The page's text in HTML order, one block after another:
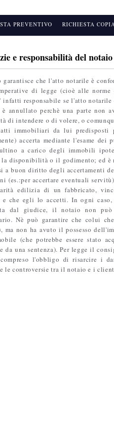
PREVENTIVO RICHIESTA
e responsabilità del notaio
che l'atto notarile è
di legge (cioè alle
infatti responsabile se l'atto
annullato perchè una parte non
di intendere o di volere, o
immobiliari da lui predisposti
accerta mediante l'esame
a carico degli immobili
disponibilità o il godimento; ed è
a buon diritto degli accertamenti
(es.:per accertare eventuali
edilizia di un fabbricato,
e che egli lo accetti. In ogni caso,
dal giudice, il notaio non può
Nè può garantire che colui
ma non ha avuto il possesso
(che potrebbe essere stato
da una sentenza). Per legge il
l'obbligo di risarcire i
le controversie tra il notaio e i